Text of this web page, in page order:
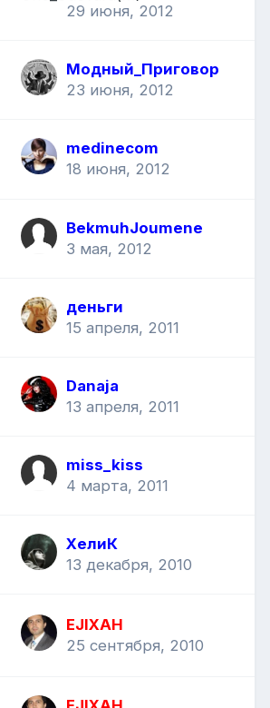
29 июня, 2012
Модный_Приговор
23 июня, 2012
medinecom
18 июня, 2012
BekmuhJoumene
3 мая, 2012
деньги
15 апреля, 2011
Danaja
13 апреля, 2011
miss_kiss
4 марта, 2011
ХелиК
13 декабря, 2010
EJIXAH
25 сентября, 2010